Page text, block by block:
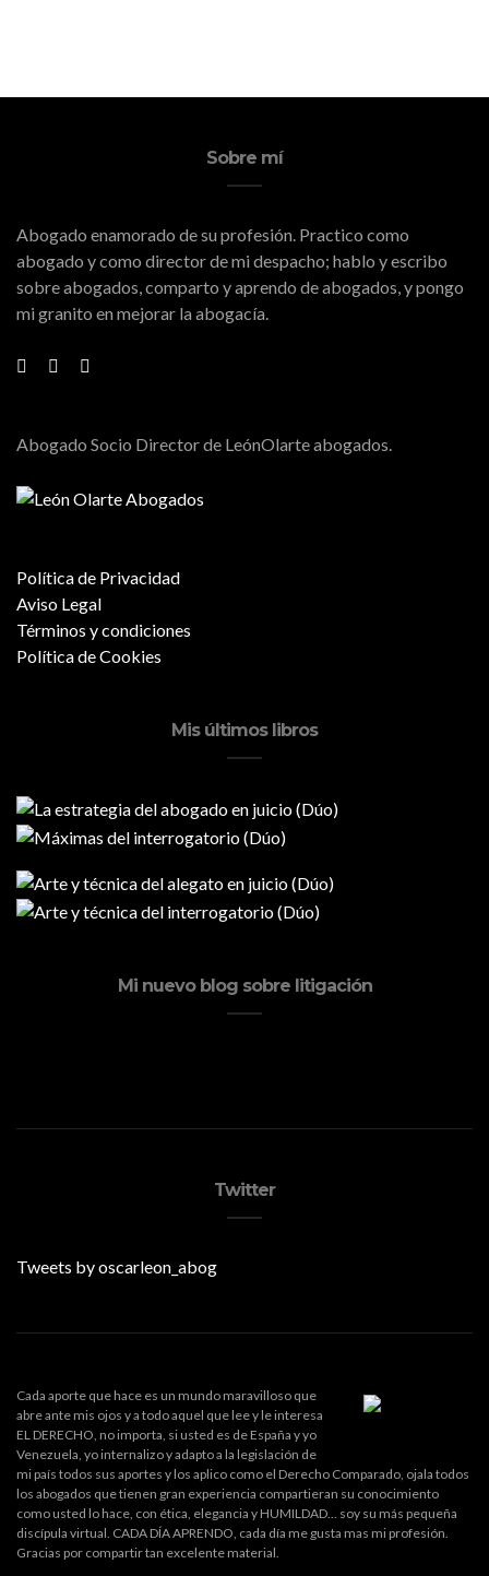
Sobre mí
Abogado enamorado de su profesión. Practico como
abogado y como director de mi despacho; hablo y escribo
sobre abogados, comparto y aprendo de abogados, y pongo
mi granito en mejorar la abogacía.
Abogado Socio Director de LeónOlarte abogados.
Política de Privacidad
Aviso Legal
Términos y condiciones
Política de Cookies
Mis últimos libros
Mi nuevo blog sobre litigación
Twitter
Tweets by oscarleon_abog
Cada aporte que hace es un mundo maravilloso que
abre ante mis ojos y a todo aquel que lee y le interesa
EL DERECHO, no importa, si usted es de España y yo
Venezuela, yo internalizo y adapto a la legislación de
mi país todos sus aportes y los aplico como el Derecho Comparado, ojala todos
los abogados que tienen gran experiencia compartieran su conocimiento
como usted lo hace, con ética, elegancia y HUMILDAD... soy su más pequeña
discípula virtual. CADA DÍA APRENDO, cada día me gusta mas mi profesión.
Gracias por compartir tan excelente material.